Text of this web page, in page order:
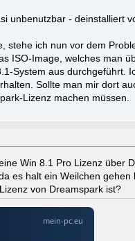
unbenutzbar - deinstalliert
stehe ich nun vor dem
ISO-Image, welches man
System aus durchgeführt.
Sollte man mir dort
Lizenz machen müssen.
Win 8.1 Pro Lizenz über
es halt ein Weilchen
von Dreamspark ist?